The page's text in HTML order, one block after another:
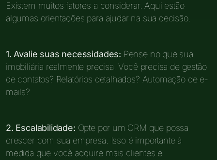
Existem muitos fatores a considerar. Aqui estão
algumas orientações para ajudar na sua decisão.
1. Avalie suas necessidades: Pense no que sua
imobiliária realmente precisa. Você precisa de gestão
de contatos? Relatórios detalhados? Automação de e-
mails?
2. Escalabilidade: Opte por um CRM que possa
crescer com sua empresa. Isso é importante à
medida que você adquire mais clientes e